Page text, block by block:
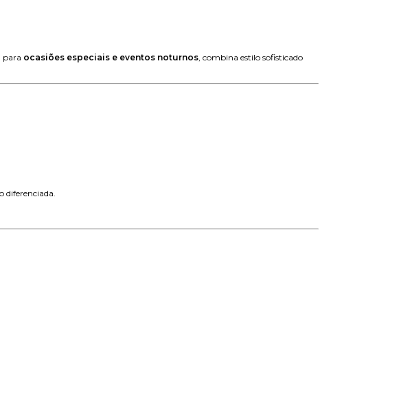
para ocasiões especiais e eventos noturnos, combina estilo sofisticado
diferenciada.